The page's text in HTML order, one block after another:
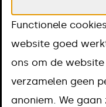
Home Regelen
Meldingen
Functionele
website goed
ons om de
verzamelen geen
anoniem. We